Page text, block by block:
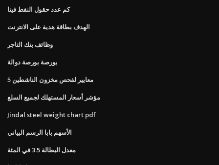
كم عدد حقول النفط فينا
الهدف بطاقة هدية على الانترنت
وظائف بنك التاجر
بورصة بورصة دوالة
5 معايير لفحص مخزون الناشطين
مؤشر أسعار المستهلك لجميع السلع
Jindal steel weight chart pdf
الأسهم بابا الرسم البياني
معدل البطالة 3.5 في المئة